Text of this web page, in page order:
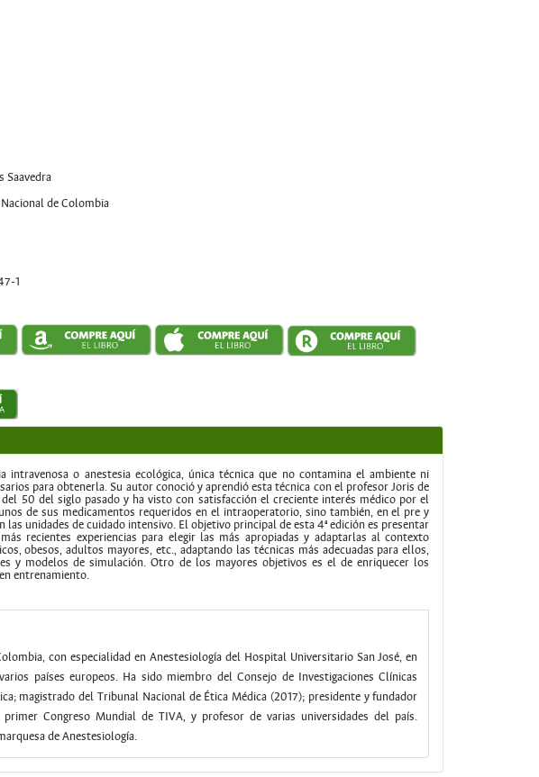
Saavedra
de Colombia
1
o anestesia ecológica, única técnica que no contamina el ambiente ni
para obtenerla. Su autor conoció y aprendió esta técnica con el profesor Joris de
50 del siglo pasado y ha visto con satisfacción el creciente interés médico por el
de sus medicamentos requeridos en el intraoperatorio, sino también, en el pre y
unidades de cuidado intensivo. El objetivo principal de esta 4ª edición es presentar
recientes experiencias para elegir las más apropiadas y adaptarlas al contexto
obesos, adultos mayores, etc., adaptando las técnicas más adecuadas para ellos,
y modelos de simulación. Otro de los mayores objetivos es el de enriquecer los
entrenamiento.
con especialidad en Anestesiología del Hospital Universitario San José, en
países europeos. Ha sido miembro del Consejo de Investigaciones Clínicas
magistrado del Tribunal Nacional de Ética Médica (2017); presidente y fundador
Congreso Mundial de TIVA, y profesor de varias universidades del país.
de Anestesiología.